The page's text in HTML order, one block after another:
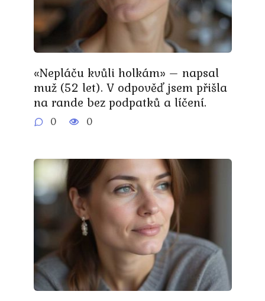
«Nepláču kvůli holkám» – napsal
muž (52 let). V odpověď jsem přišla
na rande bez podpatků a líčení.
0 0